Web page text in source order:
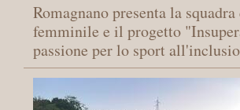
Romagnano presenta la
femminile e il progetto
passione per lo sport